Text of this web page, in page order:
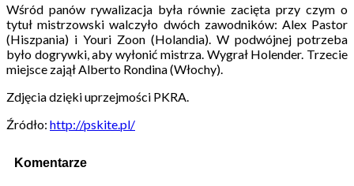
Wśród panów rywalizacja była równie zacięta przy czym o
tytuł mistrzowski walczyło dwóch zawodników: Alex Pastor
(Hiszpania) i Youri Zoon (Holandia). W podwójnej potrzeba
było dogrywki, aby wyłonić mistrza. Wygrał Holender. Trzecie
miejsce zajął Alberto Rondina (Włochy).
Zdjęcia dzięki uprzejmości PKRA.
Źródło: http://pskite.pl/
Komentarze